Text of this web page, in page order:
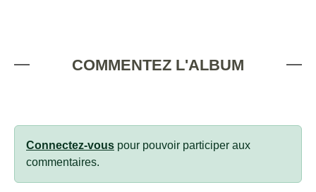
COMMENTEZ L'ALBUM
Connectez-vous pour pouvoir participer aux
commentaires.